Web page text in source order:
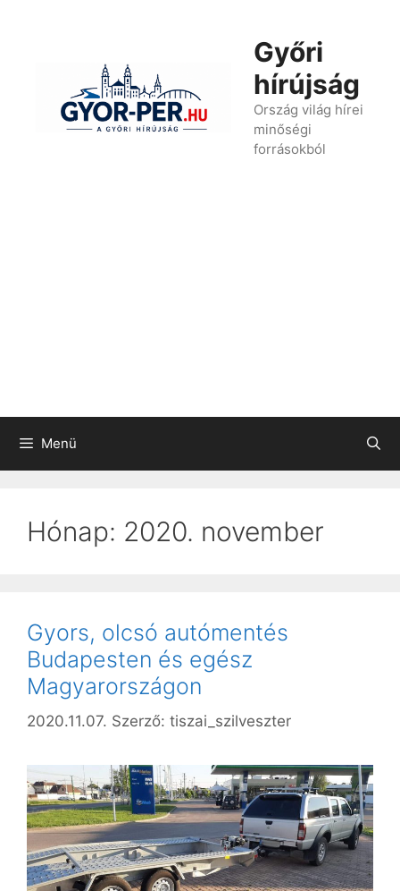
Győri
hírújság
Ország világ hírei
minőségi
forrásokból
Menü
Hónap: 2020. november
Gyors, olcsó autómentés
Budapesten és egész
Magyarországon
2020.11.07. Szerző: tiszai_szilveszter